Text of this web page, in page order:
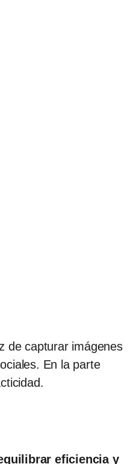
de capturar imágenes
En la parte
eficiencia y